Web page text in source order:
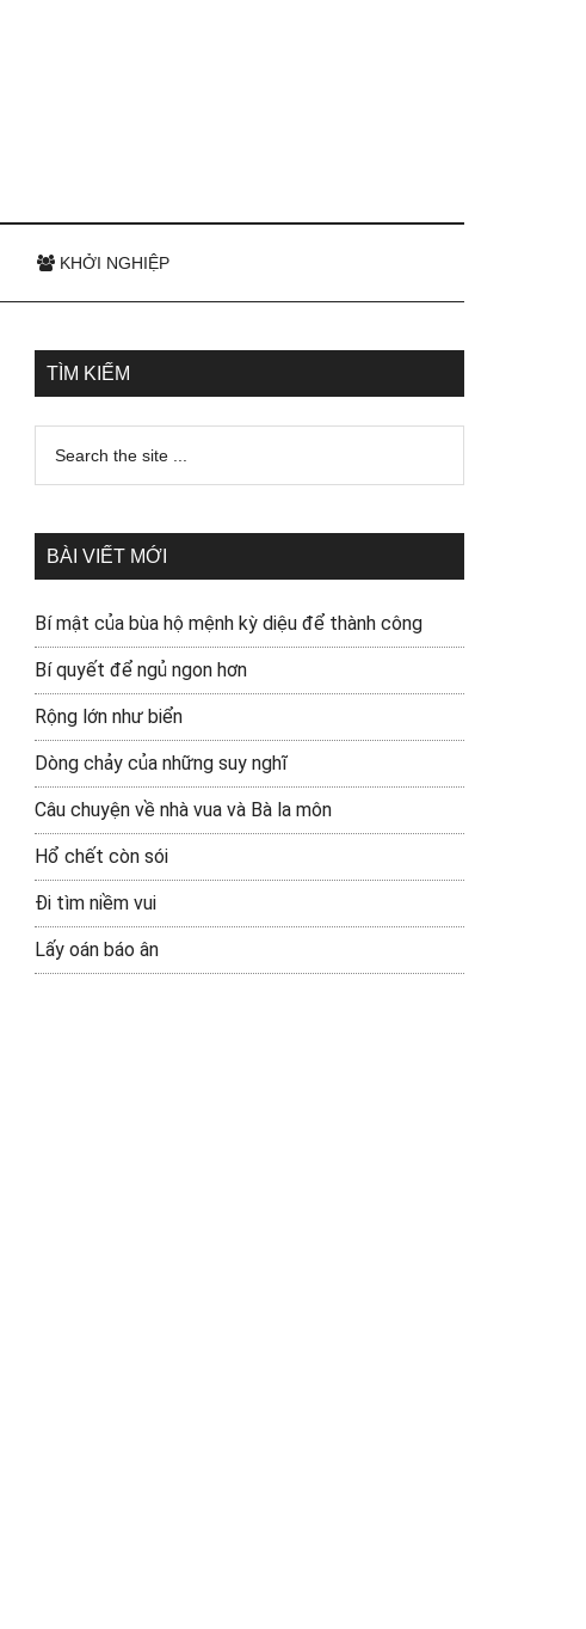
KHỞI NGHIỆP
TÌM KIẾM
BÀI VIẾT MỚI
Bí mật của bùa hộ mệnh kỳ diệu để thành công
Bí quyết để ngủ ngon hơn
Rộng lớn như biển
Dòng chảy của những suy nghĩ
Câu chuyện về nhà vua và Bà la môn
Hổ chết còn sói
Đi tìm niềm vui
Lấy oán báo ân